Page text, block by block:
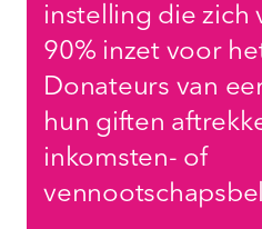
instelling die zich
90% inzet voor
Donateurs van
hun giften
inkomsten- of